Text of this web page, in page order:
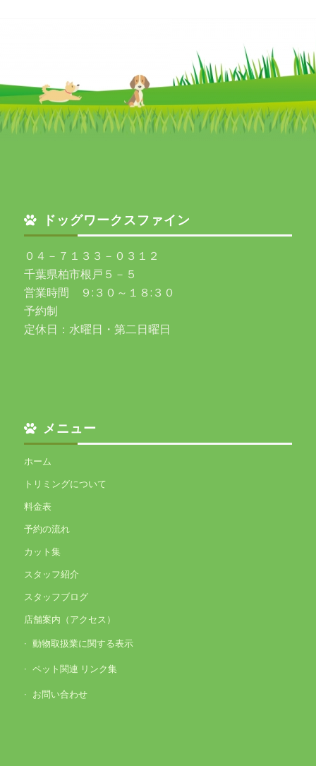
ドッグワークスファイン
０４－７１３３－０３１２
千葉県柏市根戸５－５
営業時間 ９:３０～１８:３０
予約制
定休日：水曜日・第二日曜日
メニュー
ホーム
トリミングについて
料金表
予約の流れ
カット集
スタッフ紹介
スタッフブログ
店舗案内（アクセス）
動物取扱業に関する表示
ペット関連 リンク集
お問い合わせ